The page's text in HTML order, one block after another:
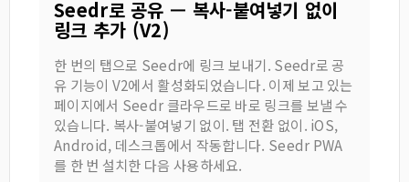
Seedr로 공유 — 복사-붙여넣기 없이
링크 추가 (V2)
한 번의 탭으로 Seedr에 링크 보내기. Seedr로 공
유 기능이 V2에서 활성화되었습니다. 이제 보고 있는
페이지에서 Seedr 클라우드로 바로 링크를 보낼 수
있습니다. 복사-붙여넣기 없이. 탭 전환 없이. iOS,
Android, 데스크톱에서 작동합니다. Seedr PWA
를 한 번 설치한 다음 사용하세요.